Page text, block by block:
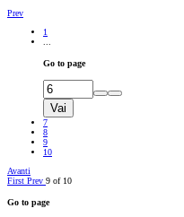
Prev
1
Go to page
Vai
7
8
9
10
Avanti
First Prev 9 of 10
Go to page